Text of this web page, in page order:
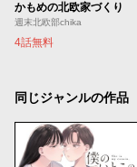
かもめの北欧家づくり
週末北欧部chika
4話無料
同じジャンルの作品